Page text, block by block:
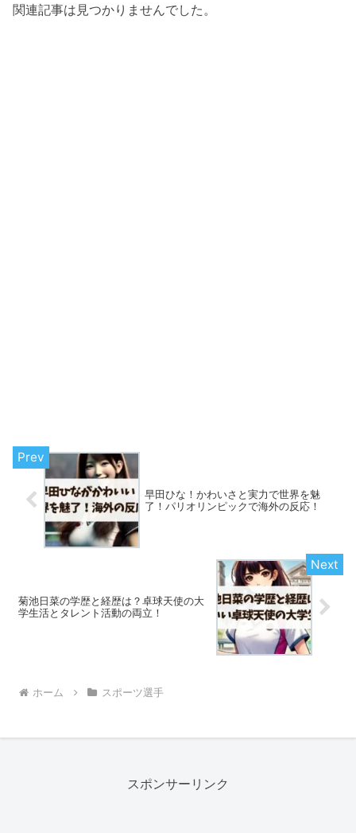
関連記事は見つかりませんでした。
早田ひな！かわいさと実力で世界を魅
了！パリオリンピックで海外の反応！
菊池日菜の学歴と経歴は？卓球天使の大
学生活とタレント活動の両立！
ホーム スポーツ選手
スポンサーリンク